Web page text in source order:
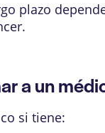
plazo
a un
si tiene: